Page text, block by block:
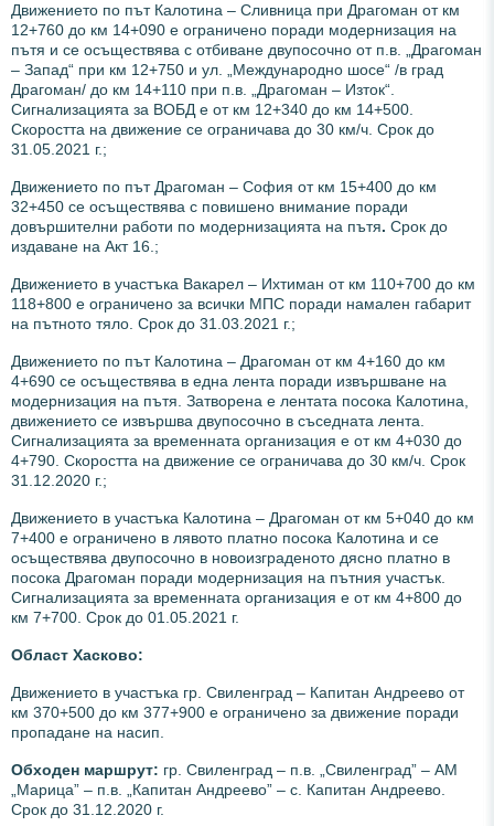
Движението по път Калотина – Сливница при Драгоман от км
12+760 до км 14+090 е ограничено поради модернизация на
пътя и се осъществява с отбиване двупосочно от п.в. „Драгоман
– Запад“ при км 12+750 и ул. „Международно шосе“ /в град
Драгоман/ до км 14+110 при п.в. „Драгоман – Изток“.
Сигнализацията за ВОБД е от км 12+340 до км 14+500.
Скоростта на движение се ограничава до 30 км/ч. Срок до
31.05.2021 г.;
Движението по път Драгоман – София от км 15+400 до км
32+450 се осъществява с повишено внимание поради
довършителни работи по модернизацията на пътя. Срок до
издаване на Акт 16.;
Движението в участъка Вакарел – Ихтиман от км 110+700 до км
118+800 е ограничено за всички МПС поради намален габарит
на пътното тяло. Срок до 31.03.2021 г.;
Движението по път Калотина – Драгоман от км 4+160 до км
4+690 се осъществява в една лента поради извършване на
модернизация на пътя. Затворена е лентата посока Калотина,
движението се извършва двупосочно в съседната лента.
Сигнализацията за временната организация е от км 4+030 до
4+790. Скоростта на движение се ограничава до 30 км/ч. Срок
31.12.2020 г.;
Движението в участъка Калотина – Драгоман от км 5+040 до км
7+400 е ограничено в лявото платно посока Калотина и се
осъществява двупосочно в новоизграденото дясно платно в
посока Драгоман поради модернизация на пътния участък.
Сигнализацията за временната организация е от км 4+800 до
км 7+700. Срок до 01.05.2021 г.
Област Хасково:
Движението в участъка гр. Свиленград – Капитан Андреево от
км 370+500 до км 377+900 е ограничено за движение поради
пропадане на насип.
Обходен маршрут: гр. Свиленград – п.в. „Свиленград” – АМ
„Марица” – п.в. „Капитан Андреево” – с. Капитан Андреево.
Срок до 31.12.2020 г.